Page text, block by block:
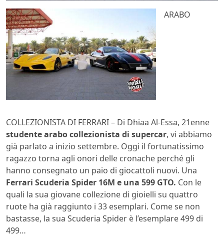
ARABO
COLLEZIONISTA DI FERRARI – Di Dhiaa Al-Essa, 21enne
studente arabo collezionista di supercar, vi abbiamo
già parlato a inizio settembre. Oggi il fortunatissimo
ragazzo torna agli onori delle cronache perché gli
hanno consegnato un paio di giocattoli nuovi. Una
Ferrari Scuderia Spider 16M e una 599 GTO. Con le
quali la sua giovane collezione di gioielli su quattro
ruote ha già raggiunto i 33 esemplari. Come se non
bastasse, la sua Scuderia Spider è l’esemplare 499 di
499…